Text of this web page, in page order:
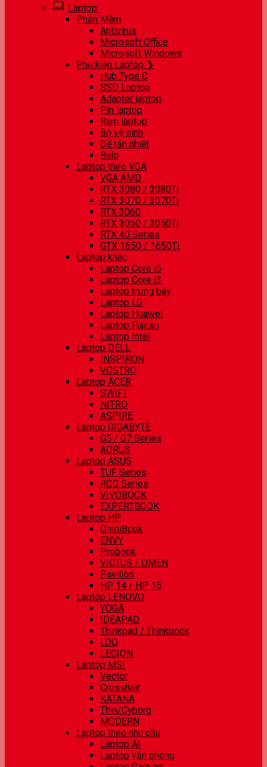
Laptop
Phần Mềm
Antivirus
Microsoft Office
Microsoft Windows
Phụ kiện Laptop ❯
Hub Type C
SSD Laptop
Adapter laptop
Pin laptop
Ram laptop
Bộ vệ sinh
Đế tản nhiệt
Balo
Laptop theo VGA
VGA AMD
RTX 3080 / 3080Ti
RTX 3070 / 3070Ti
RTX 3060
RTX 3050 / 3050Ti
RTX 40 Series
GTX 1650 / 1650Ti
Laptop khác
Laptop Core i5
Laptop Core i3
Laptop trưng bày
Laptop LG
Laptop Huawei
Laptop Fujitsu
Laptop Intel
Laptop DELL
INSPIRON
VOSTRO
Laptop ACER
SWIFT
NITRO
ASPIRE
Laptop GIGABYTE
G5 / G7 Series
AORUS
Laptop ASUS
TUF Series
ROG Series
VIVOBOOK
EXPERTBOOK
Laptop HP
OmniBook
ENVY
Probook
VICTUS / OMEN
Pavilion
HP 14 / HP 15
Laptop LENOVO
YOGA
IDEAPAD
Thinkpad / Thinkbook
LOQ
LEGION
Laptop MSI
Vector
Crosshair
KATANA
Thin/Cyborg
MODERN
Laptop theo nhu cầu
Laptop AI
Laptop văn phòng